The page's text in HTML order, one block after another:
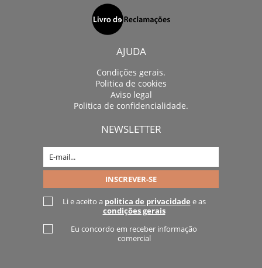
AJUDA
Condições gerais.
Politica de cookies
Aviso legal
Politica de confidencialidade.
NEWSLETTER
Li e aceito a politica de privacidade e as
condições gerais
Eu concordo em receber informação
comercial